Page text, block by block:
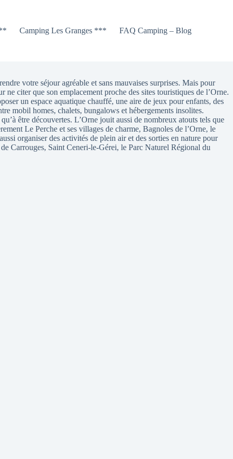
Camping Les Granges *** FAQ Camping – Blog
votre séjour agréable et sans mauvaises surprises. Mais pour
citer que son emplacement proche des sites touristiques de l’Orne.
un espace aquatique chauffé, une aire de jeux pour enfants, des
mobil homes, chalets, bungalows et hébergements insolites.
être découvertes. L’Orne jouit aussi de nombreux atouts tels que
Le Perche et ses villages de charme, Bagnoles de l’Orne, le
organiser des activités de plein air et des sorties en nature pour
Carrouges, Saint Ceneri-le-Gérei, le Parc Naturel Régional du